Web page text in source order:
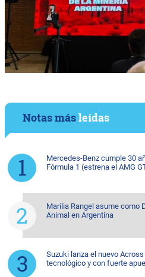
Notas másleídas
Mercedes-Benz cumple 30
Fórmula 1 (estrena el AMG
Marilia Rangel asume como
Animal en Argentina
Suzuki lanza el nuevo
tecnológico y con fuerte